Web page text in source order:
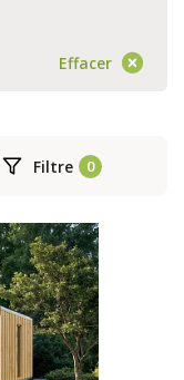
Effacer
Filtre